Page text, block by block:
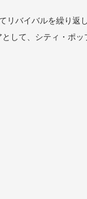
バイバルを繰り返
して、シティ・ポ